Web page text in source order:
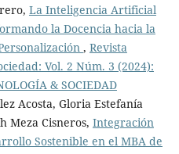
La Inteligencia Artificial
la Docencia hacia la
, Revista
Vol. 2 Núm. 3 (2024):
& SOCIEDAD
Acosta, Gloria Estefanía
Meza Cisneros, Integración
Sostenible en el MBA de